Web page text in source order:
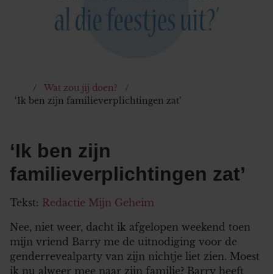
Wat zou jij doen?
‘Ik ben zijn familieverplichtingen zat’
‘Ik ben zijn
familieverplichtingen zat’
Tekst: Redactie Mijn Geheim
Nee, niet weer, dacht ik afgelopen weekend toen
mijn vriend Barry me de uitnodiging voor de
genderrevealparty van zijn nichtje liet zien. Moest
ik nu alweer mee naar zijn familie? Barry heeft